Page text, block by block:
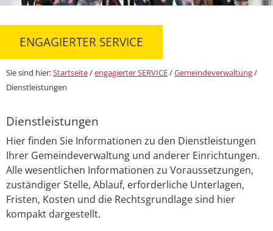
ENGAGIERTER SERVICE
Sie sind hier:Startseite/engagierter SERVICE/Gemeindeverwaltung/
Dienstleistungen
Dienstleistungen
Hier finden Sie Informationen zu den Dienstleistungen
Ihrer Gemeindeverwaltung und anderer Einrichtungen.
Alle wesentlichen Informationen zu Voraussetzungen,
zuständiger Stelle, Ablauf, erforderliche Unterlagen,
Fristen, Kosten und die Rechtsgrundlage sind hier
kompakt dargestellt.